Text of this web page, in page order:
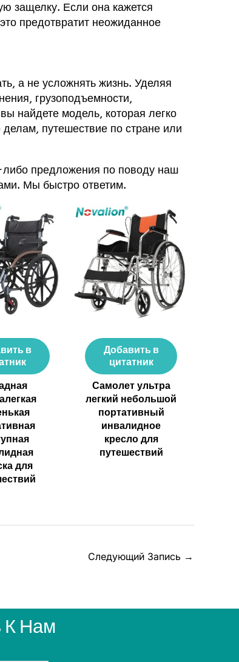
защелку. Если она кажется
предотвратит неожиданное
а не усложнять жизнь. Уделяя
грузоподъемности,
найдете модель, которая легко
путешествие по стране или
либо предложения по поводу наш
. Мы быстро ответим.
в
для
Добавить в
цитатник
Самолет ультра
легкий небольшой
портативный
инвалидное
кресло для
путешествий
Следующий Запись →
К Нам